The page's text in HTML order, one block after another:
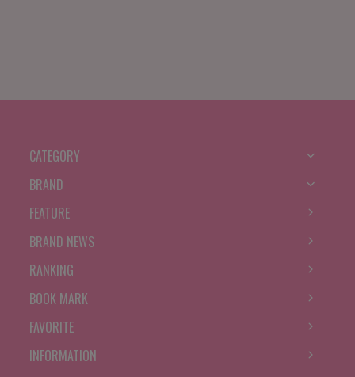
CATEGORY
BRAND
FEATURE
BRAND NEWS
RANKING
BOOK MARK
FAVORITE
INFORMATION